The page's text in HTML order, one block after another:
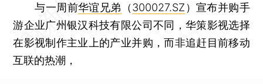
与一周前华谊兄弟 （300027.SZ ）宣布并购手
游企业广州银汉科技有限公司不同，华策影视选择
在影视制作主业上的产业并购，而非追赶目前移动
互联的热潮，